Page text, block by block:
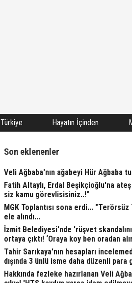
Türkiye Hayatın İçinden
Son eklenenler
Veli Ağbaba'nın ağabeyi Hür Ağbaba
Fatih Altaylı, Erdal Beşikçioğlu'na
siz kamu görevlisisiniz..!"
MGK Toplantısı sona erdi...
ele alındı...
İzmit Belediyesi'nde 'rüşvet
ortaya çıktı! ‘Oraya koy ben oradan
Tahir Sarıkaya'nın hesapları
dışında 3 ünlü isme daha düzenli para
Hakkında fezleke hazırlanan Veli